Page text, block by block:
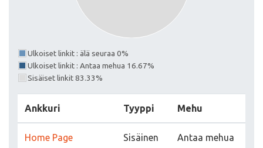
Ulkoiset linkit : älä seuraa 0%
Ulkoiset linkit : Antaa mehua 16.67%
Sisäiset linkit 83.33%
Ankkuri Tyyppi Mehu
Home Page Sisäinen Antaa mehua